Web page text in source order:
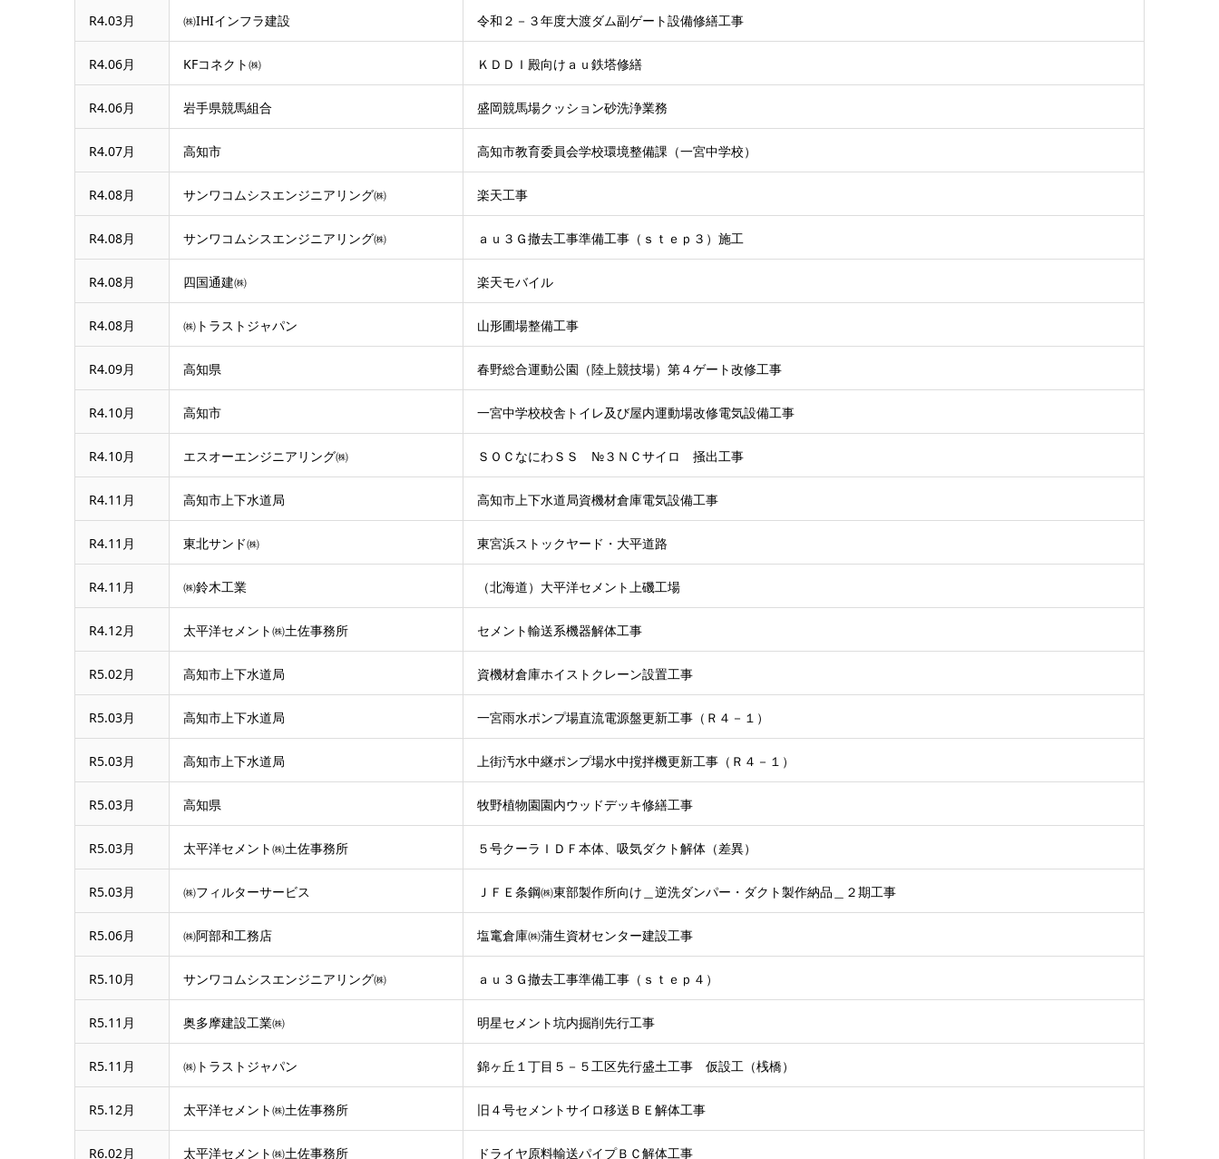
R4.03月 ㈱IHIインフラ建設 令和２－３年度大渡ダム副ゲート設備修繕工事
R4.06月 KFコネクト㈱ ＫＤＤＩ殿向けａｕ鉄塔修繕
R4.06月 岩手県競馬組合 盛岡競馬場クッション砂洗浄業務
R4.07月 高知市 高知市教育委員会学校環境整備課（一宮中学校）
R4.08月 サンワコムシスエンジニアリング㈱ 楽天工事
R4.08月 サンワコムシスエンジニアリング㈱ ａｕ３Ｇ撤去工事準備工事（ｓｔｅｐ３）施工
R4.08月 四国通建㈱ 楽天モバイル
R4.08月 ㈱トラストジャパン 山形圃場整備工事
R4.09月 高知県 春野総合運動公園（陸上競技場）第４ゲート改修工事
R4.10月 高知市 一宮中学校校舎トイレ及び屋内運動場改修電気設備工事
R4.10月 エスオーエンジニアリング㈱ ＳＯＣなにわＳＳ №３ＮＣサイロ 掻出工事
R4.11月 高知市上下水道局 高知市上下水道局資機材倉庫電気設備工事
R4.11月 東北サンド㈱ 東宮浜ストックヤード・大平道路
R4.11月 ㈱鈴木工業 （北海道）大平洋セメント上磯工場
R4.12月 太平洋セメント㈱土佐事務所 セメント輸送系機器解体工事
R5.02月 高知市上下水道局 資機材倉庫ホイストクレーン設置工事
R5.03月 高知市上下水道局 一宮雨水ポンプ場直流電源盤更新工事（Ｒ４－１）
R5.03月 高知市上下水道局 上街汚水中継ポンプ場水中撹拌機更新工事（Ｒ４－１）
R5.03月 高知県 牧野植物園園内ウッドデッキ修繕工事
R5.03月 太平洋セメント㈱土佐事務所 ５号クーラＩＤＦ本体、吸気ダクト解体（差異）
R5.03月 ㈱フィルターサービス ＪＦＥ条鋼㈱東部製作所向け＿逆洗ダンパー・ダクト製作納品＿２期工事
R5.06月 ㈱阿部和工務店 塩竃倉庫㈱蒲生資材センター建設工事
R5.10月 サンワコムシスエンジニアリング㈱ ａｕ３Ｇ撤去工事準備工事（ｓｔｅｐ４）
R5.11月 奥多摩建設工業㈱ 明星セメント坑内掘削先行工事
R5.11月 ㈱トラストジャパン 錦ヶ丘１丁目５－５工区先行盛土工事 仮設工（桟橋）
R5.12月 太平洋セメント㈱土佐事務所 旧４号セメントサイロ移送ＢＥ解体工事
R6.02月 太平洋セメント㈱土佐事務所 ドライヤ原料輸送パイプＢＣ解体工事